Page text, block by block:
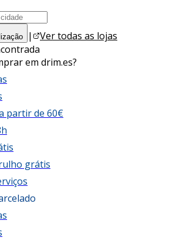
|
Ver todas as lojas
em drim.es?
partir de 60€
grátis